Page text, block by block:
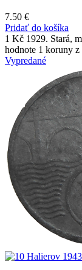
7.50 €
Pridať do košíka
1 Kč 1929. Stará,
hodnote 1 koruny
Vypredané